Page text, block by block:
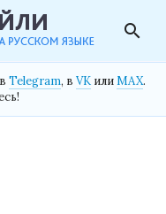
search
Telegram, в VK илиMAX.